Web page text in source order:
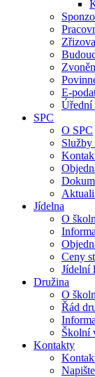
E-
Úřední
SPC
O SPC
Služby
Jídelna
O
Ceny
Jídelní
Družina
O
Řád
Školní
Kontakty